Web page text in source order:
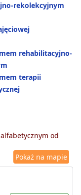
rekolekcyjnym
rehabilitacyjno-
terapii
od
Pokaż na mapie